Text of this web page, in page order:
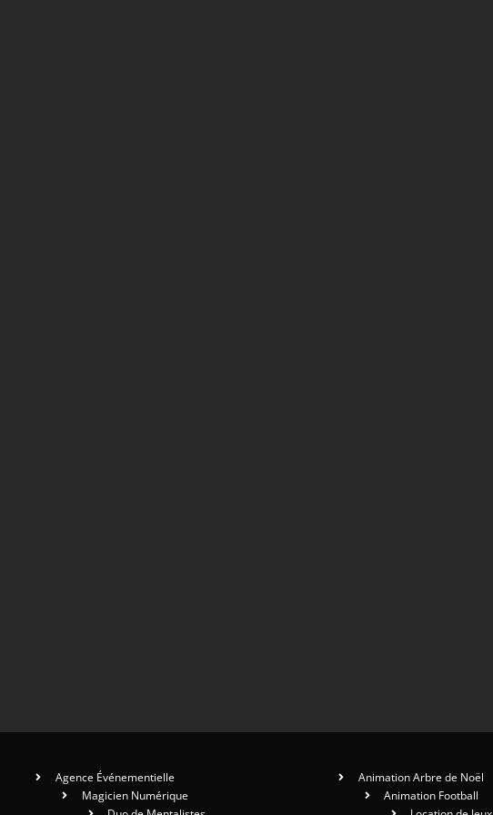
Agence Événementielle
Magicien Numérique
Animation Arbre de Noël
Animation Football